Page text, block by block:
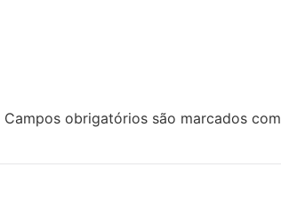
Campos obrigatórios são marcados com